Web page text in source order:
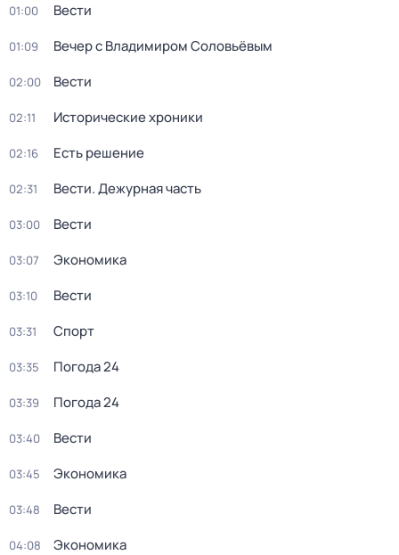
01:00 Вести
01:09 Вечер с Владимиром Соловьёвым
02:00 Вести
02:11 Исторические хроники
02:16 Есть решение
02:31 Вести. Дежурная часть
03:00 Вести
03:07 Экономика
03:10 Вести
03:31 Спорт
03:35 Погода 24
03:39 Погода 24
03:40 Вести
03:45 Экономика
03:48 Вести
04:08 Экономика